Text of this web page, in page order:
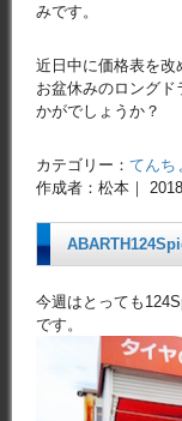
みです。
近日中に価格表を改
お盆休みのロング
かがでしょうか？
カテゴリー： てんち
作成者：松本｜
今週はとっても
です。